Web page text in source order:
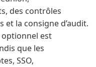
des contrôles
la consigne d’audit.
est
que les
SSO,